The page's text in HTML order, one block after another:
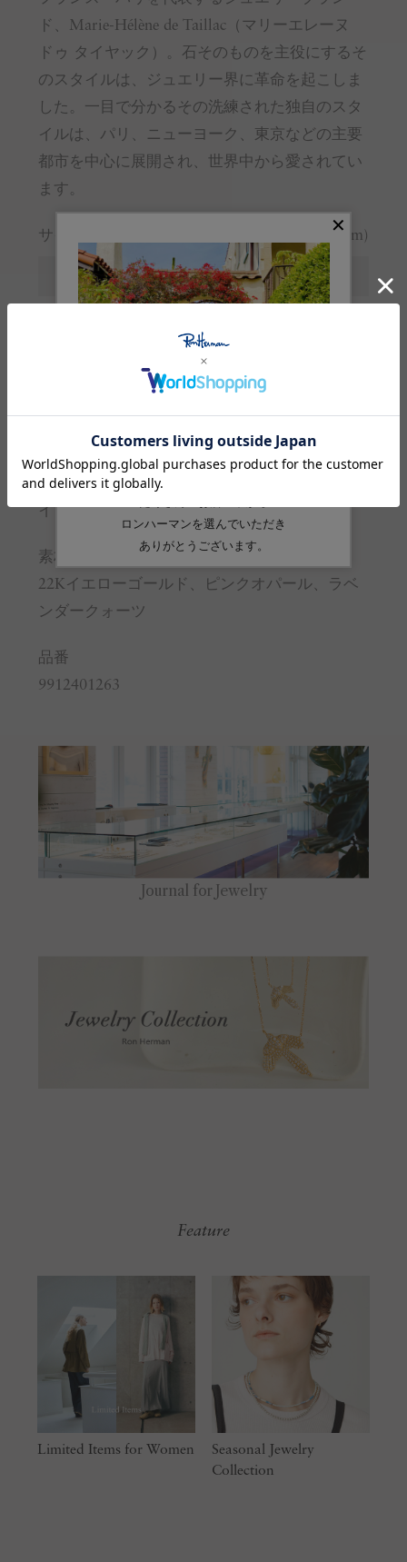
ド、Marie-Hélène de Taillac（マリーエレーヌ
ドゥ タイヤック）。石そのものを主役にするそ
のスタイルは、ジュエリー界に革命を起こしま
した。一目で分かるその洗練された独自のスタ
イルは、パリ、ニューヨーク、東京などの主要
都市を中心に展開され、世界中から愛されてい
ます。
サイズガイド (cm)
サイズ F
モチーフ横 0.4-0.8
※サイズの詳しい説明はこちら。
生産国
インド
素材
22Kイエローゴールド、ピンクオパール、ラベ
ンダークォーツ
品番
9912401263
Feature
Limited Items for Women
Seasonal Jewelry
Collection